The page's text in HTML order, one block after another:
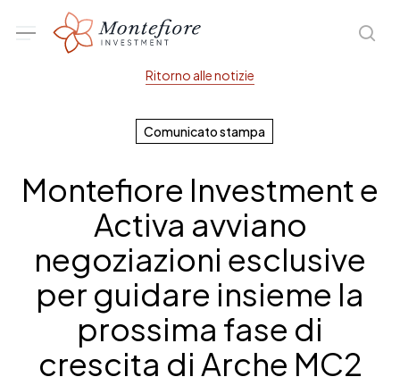
Menu
Ritorno alle notizie
Comunicato stampa
Montefiore Investment e
Activa avviano
negoziazioni esclusive
per guidare insieme la
prossima fase di
crescita di Arche MC2